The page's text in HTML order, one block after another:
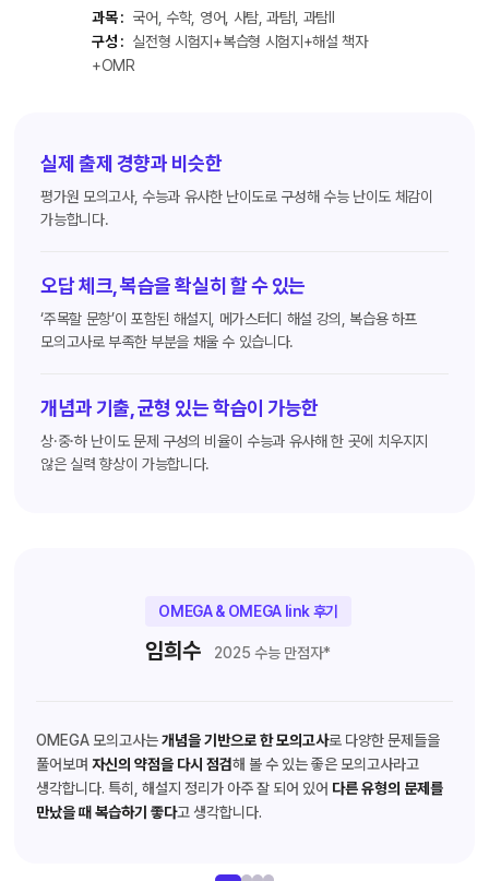
과목 : 국어, 수학, 영어, 사탐, 과탐Ⅰ, 과탐Ⅱ
구성 : 실전형 시험지+복습형 시험지+해설 책자
+OMR
실제 출제 경향과 비슷한
평가원 모의고사, 수능과 유사한 난이도로 구성해 수능 난이도 체감이
가능합니다.
오답 체크, 복습을 확실히 할 수 있는
‘주목할 문항’이 포함된 해설지, 메가스터디 해설 강의, 복습용 하프
모의고사로 부족한 부분을 채울 수 있습니다.
개념과 기출, 균형 있는 학습이 가능한
상·중·하 난이도 문제 구성의 비율이 수능과 유사해 한 곳에 치우지지
않은 실력 향상이 가능합니다.
OMEGA & OMEGA link 후기
임희수 2025 수능 만점자*
OMEGA 모의고사는개념을 기반으로 한 모의고사로 다양한 문제들을
풀어보며자신의 약점을 다시 점검해 볼 수 있는 좋은 모의고사라고
생각합니다. 특히, 해설지 정리가 아주 잘 되어 있어 다른 유형의 문제를
만났을 때 복습하기 좋다고 생각합니다.